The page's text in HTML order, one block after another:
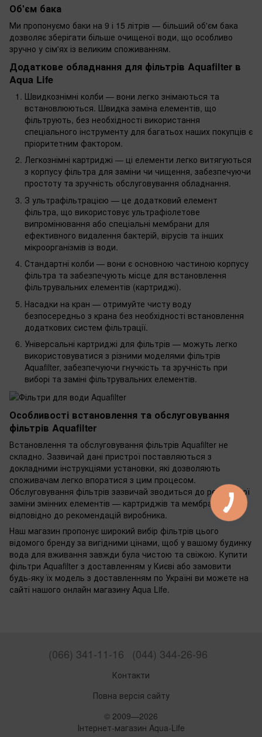
Об'єм бака
Ми пропонуємо баки на 9 і 15 літрів — більший об'єм бака
дозволяє зберігати більше очищеної води, що особливо
зручно у сім'ях із великим споживанням.
Додаткове обладнання для фільтрів Aquafilter в
Aqua Life
Швидкознімні колби — вони легко знімаються та
встановлюються. Швидка заміна елементів, що
фільтрують, без необхідності використання
спеціального інструменту для багатьох наших покупців є
пріоритетним фактором.
Легкознімні картриджі — ці елементи легко витягуються
з корпусу фільтра для заміни чи чищення, забезпечуючи
простоту та зручність обслуговування обладнання.
З ультрафільтрацією — це додатковий елемент
фільтра, що використовує ультрафіолетове
випромінювання або спеціальні мембрани для
ефективного видалення бактерій, вірусів та інших
мікроорганізмів із води.
Стандартні колби — вони є основною частиною корпусу
фільтра та забезпечують місце для встановлення
фільтрувальних елементів (картриджі).
Насадки на кран — отримуйте чисту воду
безпосередньо з крана без необхідності встановлення
додаткових систем фільтрації.
Універсальні картриджі для фільтрів — можуть легко
використовуватися з різними моделями фільтрів
Aquafilter, забезпечуючи гнучкість та зручність при
виборі та заміні фільтрувальних елементів.
Особливості встановлення та обслуговування
фільтрів Aquafilter
Встановлення та обслуговування фільтрів Aquafilter не
складно. Зазвичай дані пристрої поставляються з
докладними інструкціями установки, які дозволяють
споживачам легко впоратися з цим процесом.
Обслуговування фільтрів зазвичай зводиться до регулярної
заміни змінних елементів — картриджів та мембран,
відповідно до рекомендацій виробника.
Наш магазин пропонує широкий вибір фільтрів цього
відомого бренду за вигідними цінами, щоб у вашому будинку
вода для вживання завжди була чистою та свіжою. Купити
фільтри Aquafilter з доставленням у Києві або замовити
будь-яку їх модель з доставленням по Україні ви можете на
сайті нашого онлайн магазину Aqua Life.
(066) 341-11-16 (044) 344-26-96
Контакти
Повна версія сайту
© 2009—2026
Інтернет-магазин Aqua-Life